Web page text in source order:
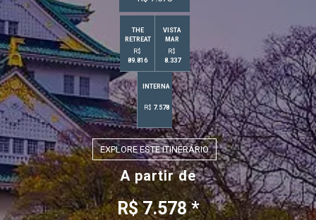
Wanderer℠
Flora®
THE
RETREAT
R$
89.816
VISTA
MAR
R$
8.337
INTERNA
R$ 7.578
EXPLORE ESTE ITINERÁRIO
A partir de
R$ 7.578 *